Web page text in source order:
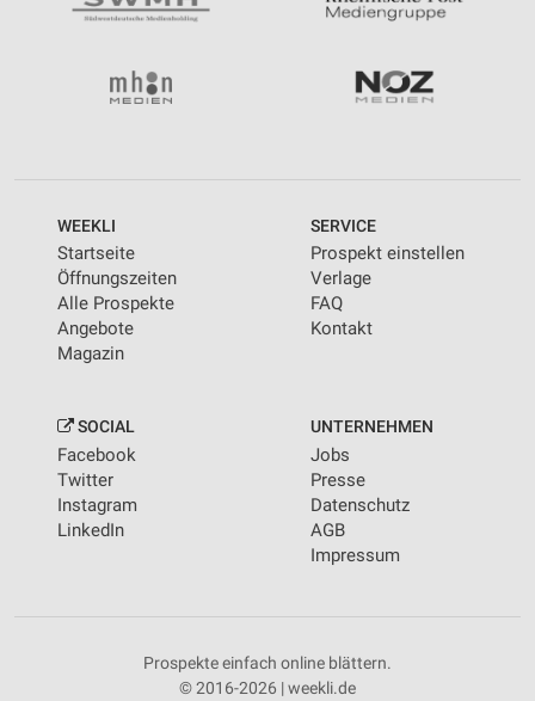
WEEKLI
Startseite
Öffnungszeiten
Alle Prospekte
Angebote
Magazin
SERVICE
Prospekt einstellen
Verlage
FAQ
Kontakt
SOCIAL
Facebook
Twitter
Instagram
LinkedIn
UNTERNEHMEN
Jobs
Presse
Datenschutz
AGB
Impressum
Prospekte einfach online blättern.
© 2016-2026 | weekli.de